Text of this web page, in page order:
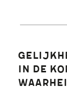
in de